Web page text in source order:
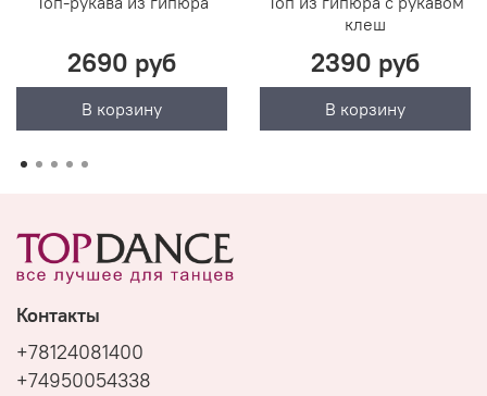
2690 руб
В корзину
клеш
2390 руб
В корзину
Контакты
+78124081400
+74950054338